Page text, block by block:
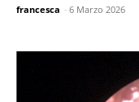
francesca - 6 Marzo 2026